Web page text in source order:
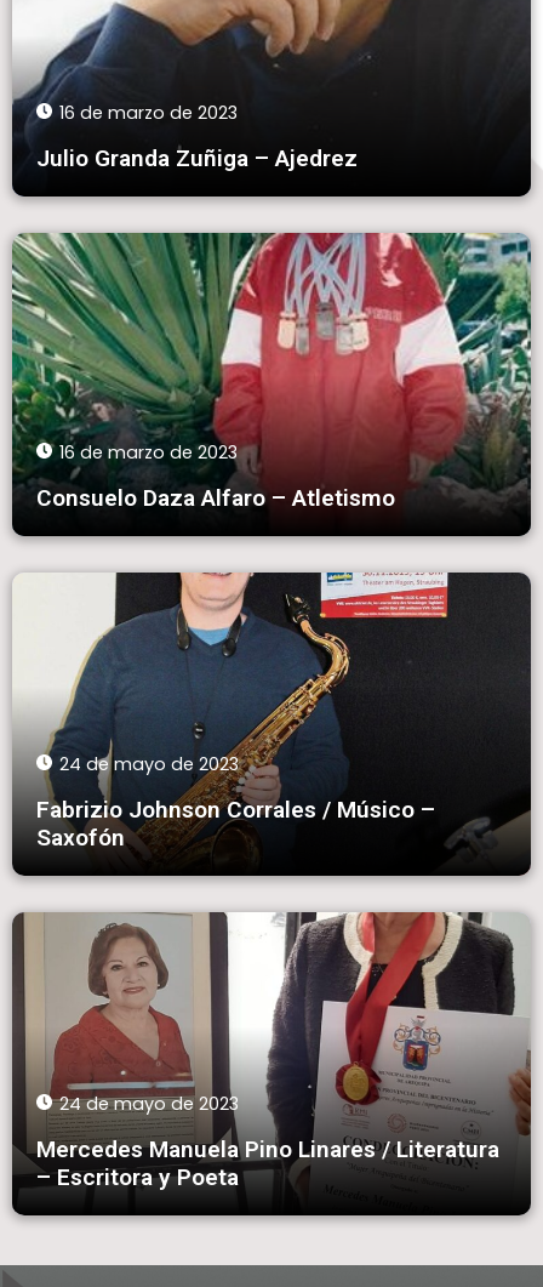
16 de marzo de 2023
Julio Granda Zuñiga – Ajedrez
16 de marzo de 2023
Consuelo Daza Alfaro – Atletismo
24 de mayo de 2023
Fabrizio Johnson Corrales / Músico –
Saxofón
24 de mayo de 2023
Mercedes Manuela Pino Linares / Literatura
– Escritora y Poeta